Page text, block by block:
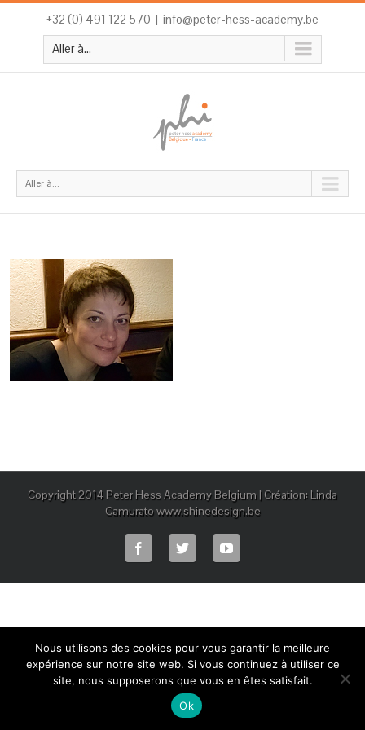
+32 (0) 491 122 570 | info@peter-hess-academy.be
Aller à...
Aller à...
Copyright 2014 Peter Hess Academy Belgium | Création: Linda
Camurato www.shinedesign.be
Nous utilisons des cookies pour vous garantir la meilleure
expérience sur notre site web. Si vous continuez à utiliser ce
site, nous supposerons que vous en êtes satisfait.
Ok